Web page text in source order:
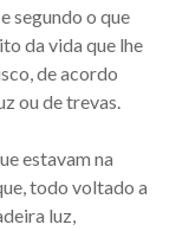
segundo o que
da vida­ que lhe
de acordo
ou de trevas.
estavam na
todo voltado a
luz,